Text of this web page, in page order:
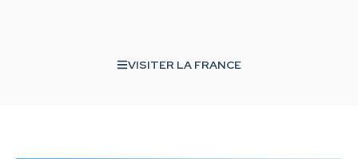
VISITER LA FRANCE